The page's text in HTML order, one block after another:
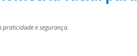
e segurança.